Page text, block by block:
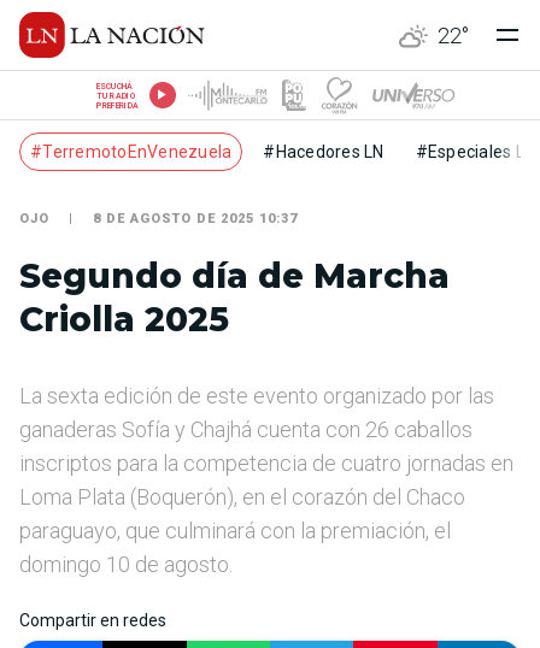
22°
ESCUCHÁ
TU RADIO
PREFERIDA
#TerremotoEnVenezuela #Hacedores LN #Especiales LN
OJO 8 DE AGOSTO DE 2025 10:37
Segundo día de Marcha
Criolla 2025
La sexta edición de este evento organizado por las
ganaderas Sofía y Chajhá cuenta con 26 caballos
inscriptos para la competencia de cuatro jornadas en
Loma Plata (Boquerón), en el corazón del Chaco
paraguayo, que culminará con la premiación, el
domingo 10 de agosto.
Compartir en redes